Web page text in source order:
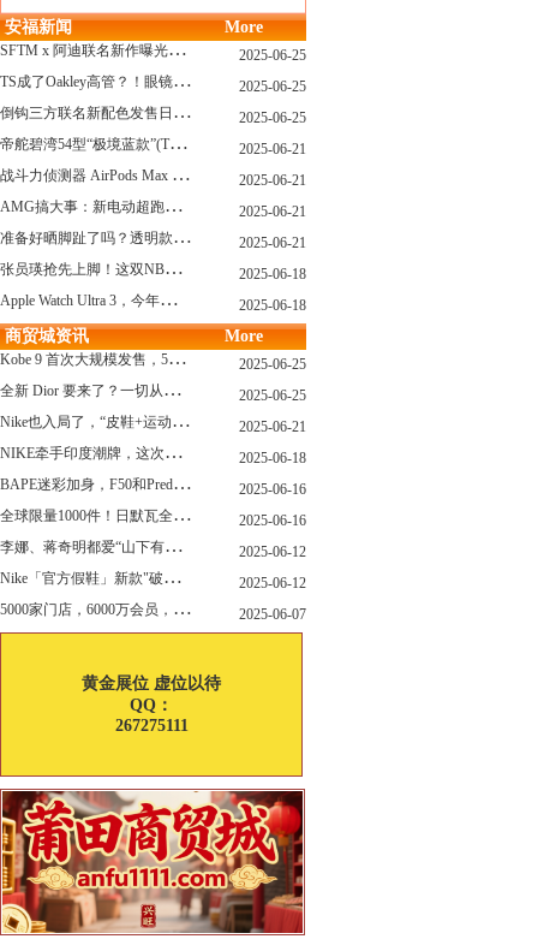
安福新闻 More
S
FTM x 阿迪联名新作曝光，「超薄底」风格才是今年最大黑马？ 2025-06-25
T
S成了Oakley高管？！眼镜圈要变天了 2025-06-25
倒
钩三方联名新配色发售日确认，Travis Scott x Chase B 即将登场！ 2025-06-25
帝
舵碧湾54型“极境蓝款”(TUDOR Black Bay 54) 2025-06-21
战
斗力侦测器 AirPods Max 保护壳？？ 龙珠Z x CASETiFY 联名系列发布 2025-06-21
A
MG搞大事：新电动超跑模拟V8声浪 2025-06-21
准
备好晒脚趾了吗？透明款 AF1 要回归了 2025-06-21
张
员瑛抢先上脚！这双NB一看就要火 2025-06-18
A
pple Watch Ultra 3，今年秋天真的要来了？ 2025-06-18
商贸城资讯 More
K
obe 9 首次大规模发售，5双科比新款将同时上线！ 2025-06-25
全
新 Dior 要来了？一切从这只托特包开始说起！ 2025-06-25
N
ike也入局了，“皮鞋+运动鞋”风潮，你喜欢哪一款？ 2025-06-21
N
IKE牵手印度潮牌，这次真的不一样 2025-06-18
B
APE迷彩加身，F50和Predator迎来全新联名 2025-06-16
全
球限量1000件！日默瓦全新多功能设计凳来了 2025-06-16
李
娜、蒋奇明都爱“山下有松”！东方美学包袋，为什么引领风向？ 2025-06-12
N
ike「官方假鞋」新款"破防退出游戏"曝光，确认发售 2025-06-12
5
000家门店，6000万会员，30亿“内衣大王”大手笔分红！ 2025-06-07
黄金展位 虚位以待
QQ：
267275111